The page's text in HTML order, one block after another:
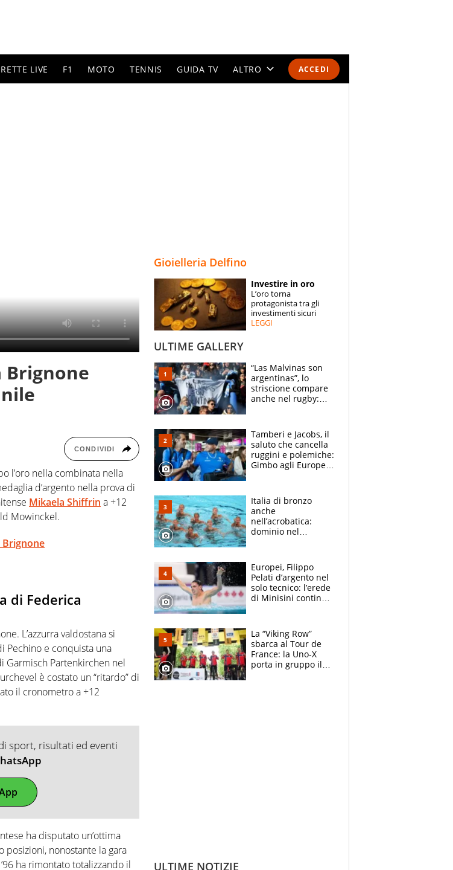
ACCEDI
LIVE F1 MOTO TENNIS GUIDA TV ALTRO
SPECIALI
ESPERTI
Brignone
CONDIVIDI
l’oro nella combinata nella
d’argento nella prova di
Mikaela Shiffrin a +12
Mowinckel.
Brignone
di Federica
L’azzurra valdostana si
Pechino e conquista una
Garmisch Partenkirchen nel
è costato un “ritardo” di
il cronometro a +12
sport, risultati ed eventi
ha disputato un’ottima
nonostante la gara
ha rimontato totalizzando il
Gioielleria Delfino
Investire in oro
L’oro torna
protagonista tra gli
investimenti sicuri
LEGGI
ULTIME GALLERY
“Las Malvinas son
argentinas”, lo
striscione compare
anche nel rugby:
un caso
Tamberi e Jacobs, il
saluto che cancella
ruggini e polemiche:
Gimbo agli Europei
Italia di bronzo
anche
nell’acrobatica:
dominio nel
e compagni
continuare
Europei, Filippo
Pelati d’argento nel
solo tecnico: l’erede
di Minisini continua
mirino
La “Viking Row”
sbarca al Tour de
France: la Uno-X
porta in gruppo il
ULTIME NOTIZIE